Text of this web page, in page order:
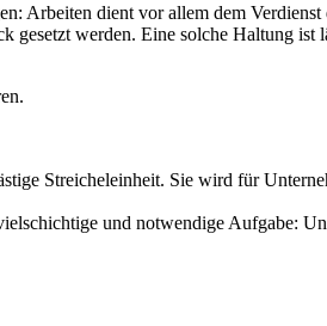
Arbeiten dient vor allem dem
gesetzt werden. Eine solche Haltung ist
Streicheleinheit. Sie wird für
und notwendige Aufgabe: